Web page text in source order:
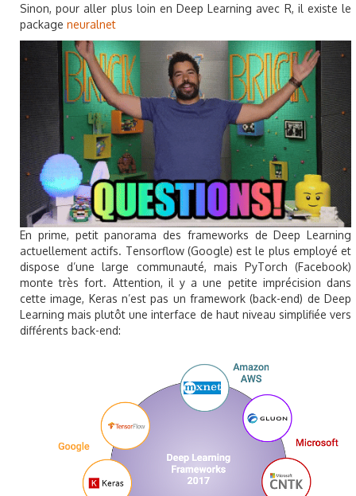
Sinon, pour aller plus loin en Deep Learning avec R, il existe le
package neuralnet
En prime, petit panorama des frameworks de Deep Learning
actuellement actifs. Tensorflow (Google) est le plus employé et
dispose d’une large communauté, mais PyTorch (Facebook)
monte très fort. Attention, il y a une petite imprécision dans
cette image, Keras n’est pas un framework (back-end) de Deep
Learning mais plutôt une interface de haut niveau simplifiée vers
différents back-end: